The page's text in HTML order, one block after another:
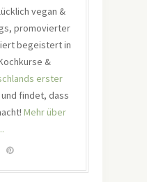
vegan &
promovierter
begeistert in
&
erster
und findet, dass
Mehr über